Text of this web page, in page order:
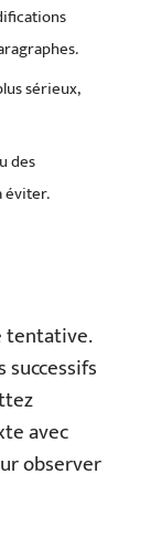
sérieux,
des
éviter.
tentative.
avec
observer